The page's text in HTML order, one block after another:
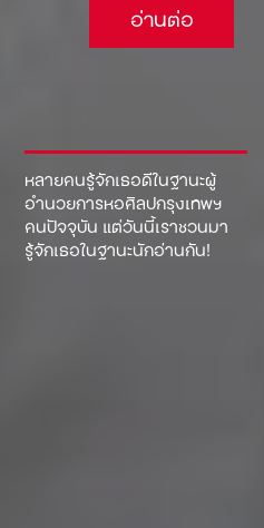
หลายคนรู้จักเธอดีในฐานะผู้
อำนวยการหอศิลปกรุงเทพฯ
คนปัจจุบัน แต่วันนี้เราชวนมา
รู้จักเธอในฐานะนักอ่านกัน!
อ่านต่อ